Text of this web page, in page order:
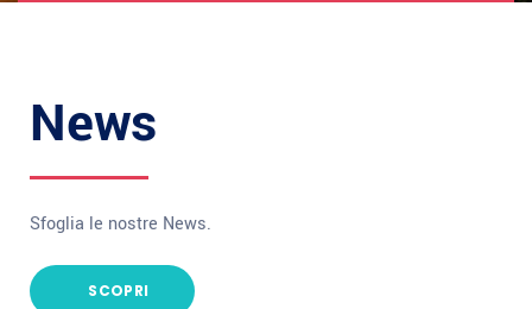
News
Sfoglia le nostre News.
SCOPRI